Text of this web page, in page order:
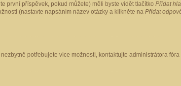
první příspěvek, pokud můžete) měli byste vidět tlačítko Přidat
(nastavte napsáním název otázky a klikněte na Přidat
potřebujete více možností, kontaktujte administrátora